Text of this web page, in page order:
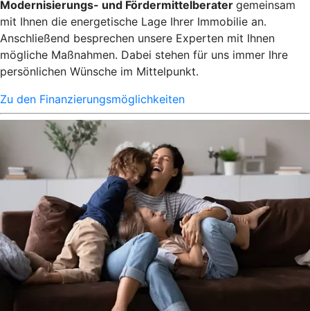
Modernisierungs- und Fördermittelberater gemeinsam
mit Ihnen die energetische Lage Ihrer Immobilie an.
Anschließend besprechen unsere Experten mit Ihnen
mögliche Maßnahmen. Dabei stehen für uns immer Ihre
persönlichen Wünsche im Mittelpunkt.
Zu den Finanzierungsmöglichkeiten